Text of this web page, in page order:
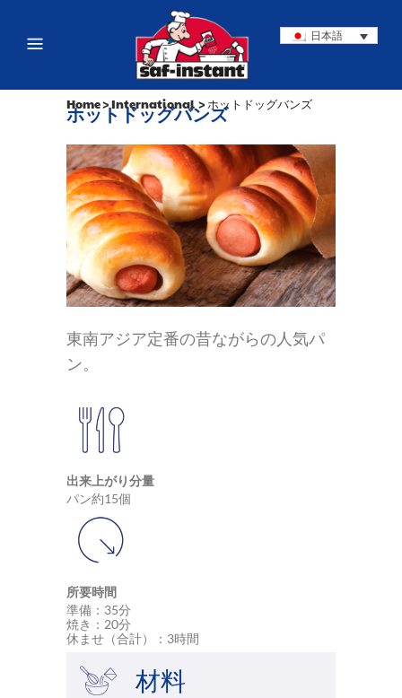
日本語
ホットドッグバンズ
Home>International >ホットドッグバンズ
東南アジア定番の昔ながらの人気パ
ン。
出来上がり分量
パン約15個
所要時間
準備：35分
焼き：20分
休ませ（合計）：3時間
材料